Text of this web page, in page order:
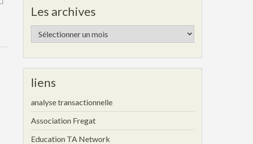
Les archives
Les
archives
liens
analyse transactionnelle
Association Fregat
Education TA Network